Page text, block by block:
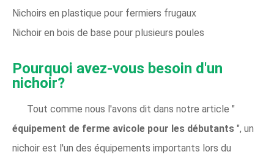
Nichoirs en plastique pour fermiers frugaux
Nichoir en bois de base pour plusieurs poules
Pourquoi avez-vous besoin d'un
nichoir?
Tout comme nous l'avons dit dans notre article "
équipement de ferme avicole pour les débutants ", un
nichoir est l'un des équipements importants lors du